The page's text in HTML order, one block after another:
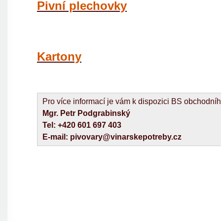
Pivní plechovky
Kartony
Pro více informací je vám k dispozici BS
Mgr. Petr Podgrabinský
Tel: +420 601 697 403
E-mail: pivovary@vinarskepotreby.cz